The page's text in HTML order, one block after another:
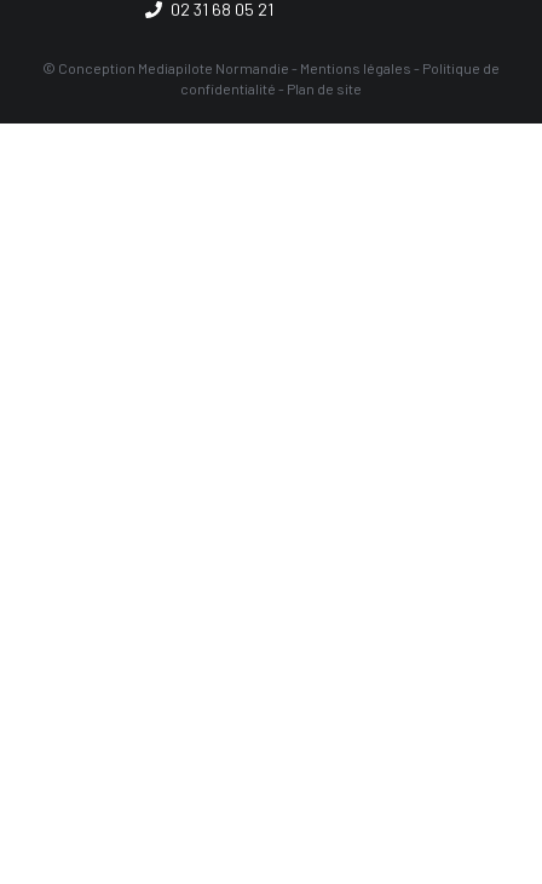
02 31 68 05 21
© Conception Mediapilote Normandie - Mentions légales - Politique de
confidentialité - Plan de site